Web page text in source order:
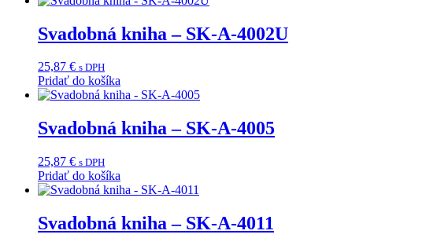
Svadobná kniha – SK-A-4002U
25,87 € s DPH
Pridať do košíka
Svadobná kniha – SK-A-4005
25,87 € s DPH
Pridať do košíka
Svadobná kniha – SK-A-4011